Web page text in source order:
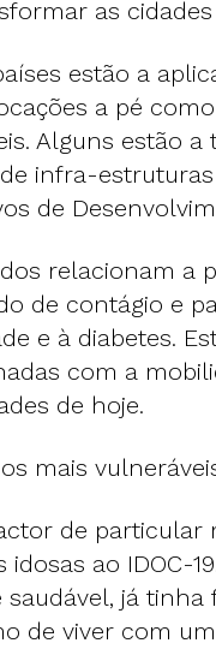
as
estão a
a pé
Alguns estão
infra-
de
relacionam a
de contágio e
e à diabetes.
com a
de hoje.
mais
de particular
idosas ao IDOC-
saudável, já
de viver com